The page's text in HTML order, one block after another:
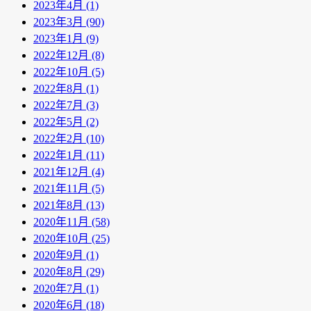
2023年4月 (1)
2023年3月 (90)
2023年1月 (9)
2022年12月 (8)
2022年10月 (5)
2022年8月 (1)
2022年7月 (3)
2022年5月 (2)
2022年2月 (10)
2022年1月 (11)
2021年12月 (4)
2021年11月 (5)
2021年8月 (13)
2020年11月 (58)
2020年10月 (25)
2020年9月 (1)
2020年8月 (29)
2020年7月 (1)
2020年6月 (18)